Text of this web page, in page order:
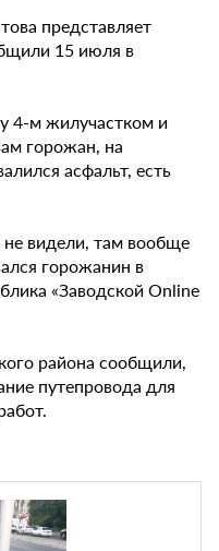
представляет
15 июля в
4-м жилучастком и
горожан, на
асфальт, есть
видели, там вообще
горожанин в
«Заводской Online
района сообщили,
путепровода для